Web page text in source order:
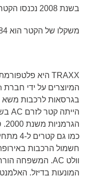
בשנת 2008 נכנסו הקטרים הראשונים לשרות של רכבת הולנד.
משקלו של הקטר הוא 84 טון ומהירות המרבית היא 160 קמ”ש.
TRAXX היא
המיוצרים על ידי חברת
בגרסאות לרכבות משא
הייתה קטר לזרם AC
הגרמניות משנת 2000. סוגים מאוחרים יותר כללו גרסאות
כמו
חשמול הרכבות באירופה: 1.5 / 3.0 קילו
וולט AC
המונעות בדיזל.